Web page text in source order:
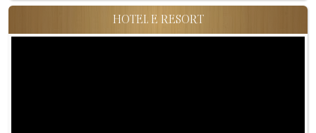
HOTEL E RESORT